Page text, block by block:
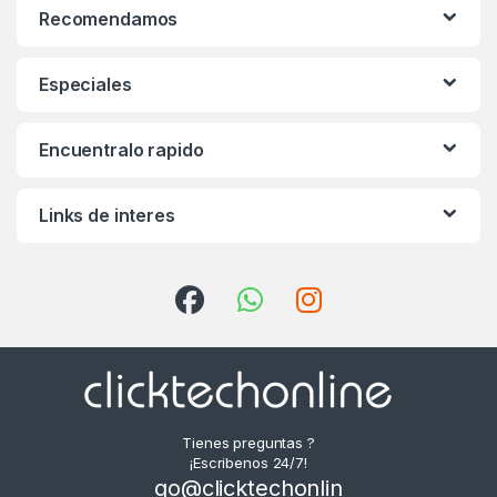
Recomendamos
Especiales
Encuentralo rapido
Links de interes
Tienes preguntas ?
¡Escribenos 24/7!
go@clicktechonlin